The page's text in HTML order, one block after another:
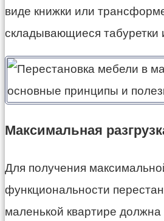
виде книжки или
складывающиеся табуретки
Максимальная
Для получения
функциональности
маленькой квартире должна